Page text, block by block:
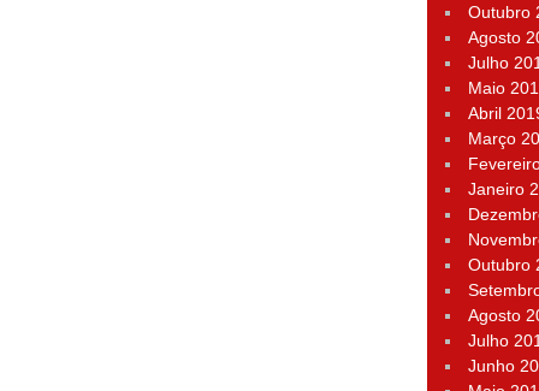
Outubro
Agosto
Julho
Maio
Abril
Março
Janeiro
Outubro
Agosto
Julho
Junho